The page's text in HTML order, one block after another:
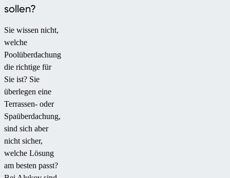
sollen?
Sie wissen nicht,
welche
Poolüberdachung
die richtige für
Sie ist? Sie
überlegen eine
Terrassen- oder
Spaüberdachung,
sind sich aber
nicht sicher,
welche Lösung
am besten passt?